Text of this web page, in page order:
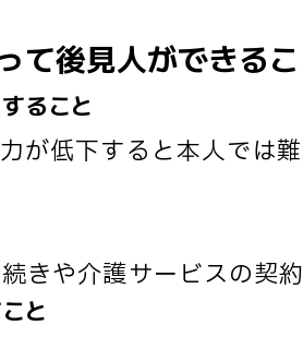
て後見人ができる
ること
が低下すると本人では
きや介護サービスの契
と